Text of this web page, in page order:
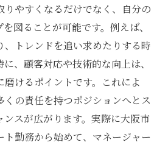
りやすくなるだけでなく、自分の
図ることが可能です。例えば、
、トレンドを追い求めたりする時
、顧客対応や技術的な向上は、
けるポイントです。これによ
くの責任を持つポジションへとス
ンスが広がります。実際に大阪市
勤務から始めて、マネージャー